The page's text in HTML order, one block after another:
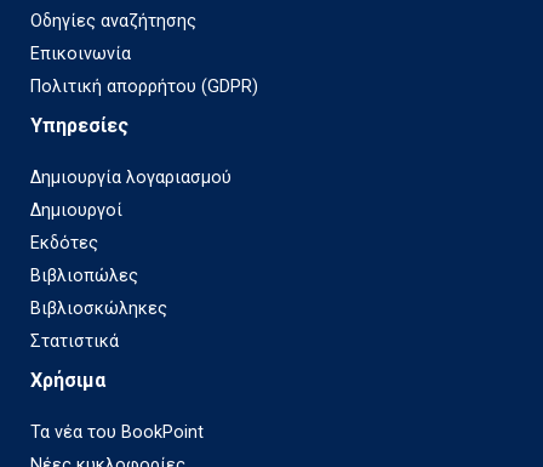
Οδηγίες αναζήτησης
Επικοινωνία
Πολιτική απορρήτου (GDPR)
Υπηρεσίες
Δημιουργία λογαριασμού
Δημιουργοί
Εκδότες
Βιβλιοπώλες
Βιβλιοσκώληκες
Στατιστικά
Χρήσιμα
Τα νέα του BookPoint